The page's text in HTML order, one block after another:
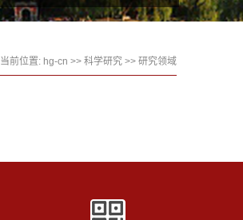
当前位置: hg-cn >> 科学研究 >> 研究领域